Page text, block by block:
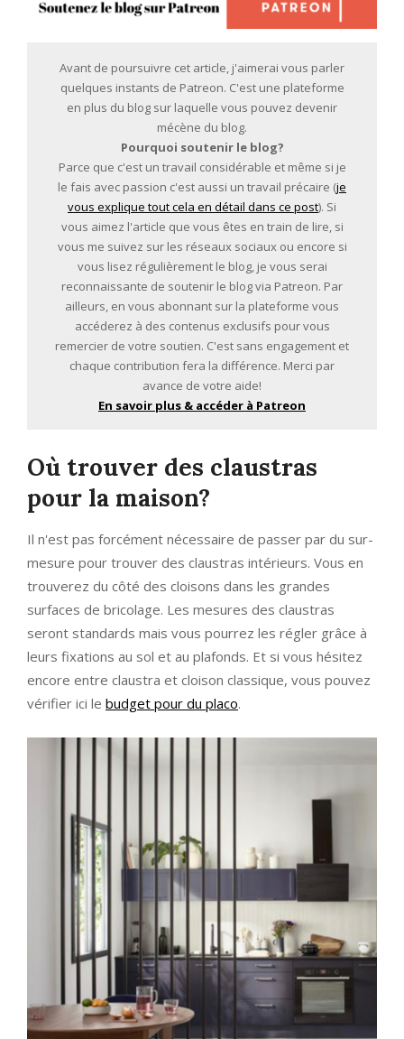
Avant de poursuivre cet article, j'aimerai vous parler
quelques instants de Patreon. C'est une plateforme
en plus du blog sur laquelle vous pouvez devenir
mécène du blog.
Pourquoi soutenir le blog?
Parce que c'est un travail considérable et même si je
le fais avec passion c'est aussi un travail précaire (je
vous explique tout cela en détail dans ce post). Si
vous aimez l'article que vous êtes en train de lire, si
vous me suivez sur les réseaux sociaux ou encore si
vous lisez régulièrement le blog, je vous serai
reconnaissante de soutenir le blog via Patreon. Par
ailleurs, en vous abonnant sur la plateforme vous
accéderez à des contenus exclusifs pour vous
remercier de votre soutien. C'est sans engagement et
chaque contribution fera la différence. Merci par
avance de votre aide!
En savoir plus & accéder à Patreon
Où trouver des claustras
pour la maison?
Il n'est pas forcément nécessaire de passer par du sur-
mesure pour trouver des claustras intérieurs. Vous en
trouverez du côté des cloisons dans les grandes
surfaces de bricolage. Les mesures des claustras
seront standards mais vous pourrez les régler grâce à
leurs fixations au sol et au plafonds. Et si vous hésitez
encore entre claustra et cloison classique, vous pouvez
vérifier ici le budget pour du placo.